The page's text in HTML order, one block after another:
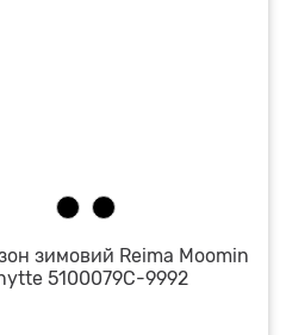
зимовий Reima Moomin
5100079C-9992